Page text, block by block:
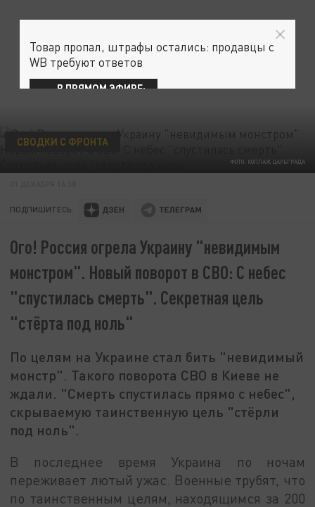
ФОТО: КОЛЛАЖ ЦАРЬГРАДА
СВОДКИ С ФРОНТА
ПОДПИШИТЕСЬ:
Ого! Россия огрела Украину "невидимым
монстром". Новый поворот в СВО: С небес
"спустилась смерть". Секретная цель
"стёрта под ноль"
По целям на Украине стал бить "невидимый
монстр". Такого поворота СВО в Киеве не
ждали. "Смерть спустилась прямо с небес",
скрываемую таинственную цель "стёрли
под ноль".
В последнее время Украина по ночам
переживает лютый ужас. Военные трубят, что
по таинственным целям, находящимся за 200
Товар пропал, штрафы остались: продавцы с
WB требуют ответов
В ПРЯМОМ ЭФИРЕ: